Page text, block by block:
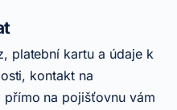
platební kartu a údaje k
kontakt na
na pojišťovnu vám